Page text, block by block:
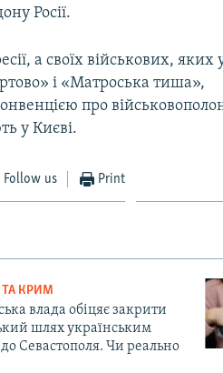
Росії.
а своїх військових,
і «Матроська тиша»,
про
у Києві.​
Follow us Print
ТА КРИМ
влада обіцяє закрити
шлях українським
Севастополя. Чи реально